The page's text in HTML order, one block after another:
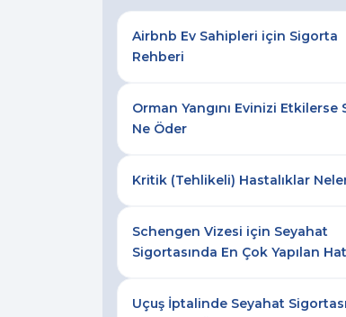
Airbnb Ev Sahipleri için Sigorta
Rehberi
Orman Yangını Evinizi Etkilerse
Ne Öder
Kritik (Tehlikeli) Hastalıklar
Schengen Vizesi için Seyahat
Sigortasında En Çok Yapılan
Uçuş İptalinde Seyahat